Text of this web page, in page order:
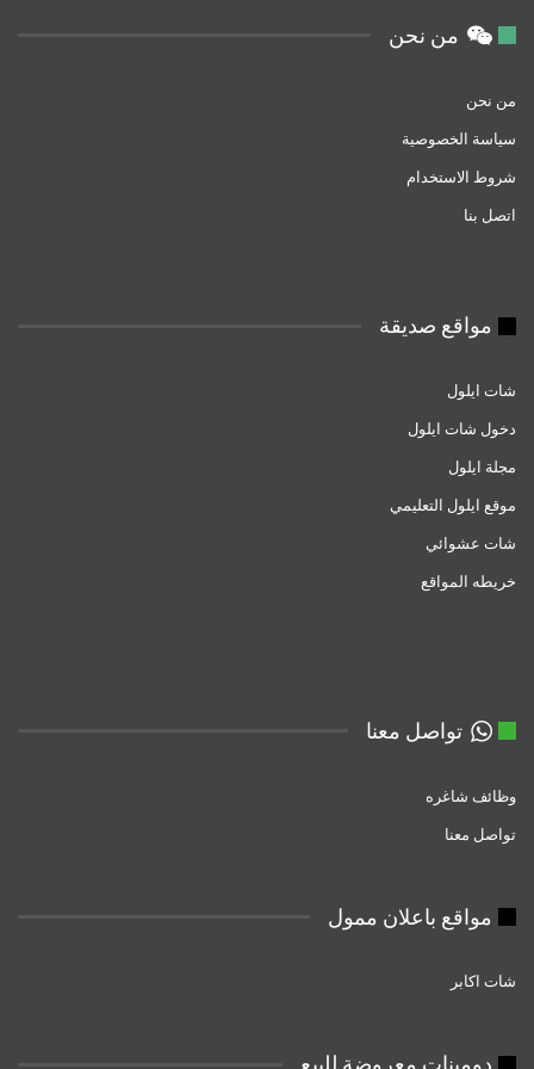
من نحن
من نحن
سياسة الخصوصية
شروط الاستخدام
اتصل بنا
مواقع صديقة
شات ايلول
دخول شات ايلول
مجلة ايلول
موقع ايلول التعليمي
شات عشوائي
خريطه المواقع
تواصل معنا
وظائف شاغره
تواصل معنا
مواقع باعلان ممول
شات اكابر
دومبنات معروضة للبيع